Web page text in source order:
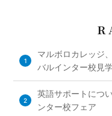
1
マルボロカレッジ
バルインター校見
2
英語サポートにつ
ンター校フェア